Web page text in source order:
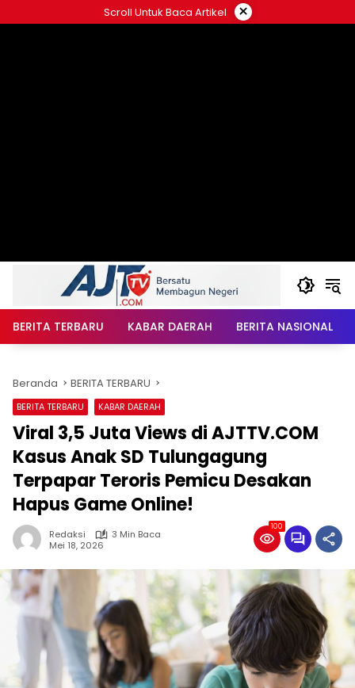
ke
Scroll Untuk Baca Artikel ×
BERITA TERBARU KABAR DAERAH BERITA NASIONAL
Beranda BERITA TERBARU
BERITA TERBARU KABAR DAERAH
Viral 3,5 Juta Views di AJTTV.COM
Kasus Anak SD Tulungagung
Terpapar Teroris Pemicu Desakan
Hapus Game Online!
Redaksi
3 Min Baca
Mei 18, 2026
100